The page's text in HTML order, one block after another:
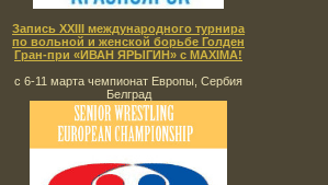
Запись XXIII международного турнира
по вольной и женской борьбе Голден
Гран-при «ИВАН ЯРЫГИН» с MAXIMA!
с 6-11 марта чемпионат Европы, Сербия
Белград